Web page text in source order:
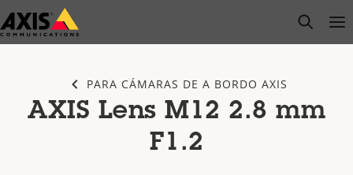
Saltar
al
open
PARA CÁMARAS DE A BORDO AXIS
AXIS Lens M12 2.8 mm
F1.2